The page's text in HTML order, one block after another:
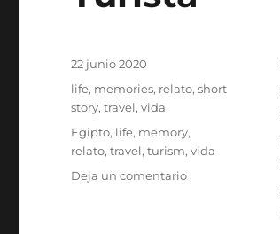
Publicado
el
22 junio 2020
Categorías
life, memories, relato,short
story,travel,vida
Etiquetas
Egipto, life, memory,
relato,travel,turism,vida
Deja un comentarioen